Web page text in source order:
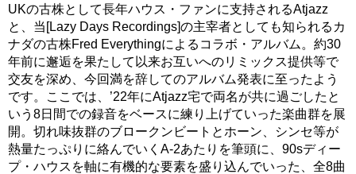
UKの古株として長年ハウス・ファンに支持されるAtjazz
と、当[Lazy Days Recordings]の主宰者としても知られるカ
ナダの古株Fred Everythingによるコラボ・アルバム。約30
年前に邂逅を果たして以来お互いへのリミックス提供等で
交友を深め、今回満を辞してのアルバム発表に至ったよう
です。ここでは、’22年にAtjazz宅で両名が共に過ごしたと
いう8日間での録音をベースに練り上げていった楽曲群を展
開。切れ味抜群のブロークンビートとホーン、シンセ等が
熱量たっぷりに絡んでいくA-2あたりを筆頭に、90sディー
プ・ハウスを軸に有機的な要素を盛り込んでいった、全8曲